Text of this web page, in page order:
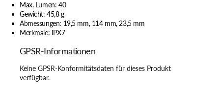
Max. Lumen: 40
Gewicht: 45,8 g
Abmessungen: 19,5 mm, 114 mm, 23,5 mm
Merkmale: IPX7
GPSR-Informationen
Keine GPSR-Konformitätsdaten für dieses Produkt
verfügbar.